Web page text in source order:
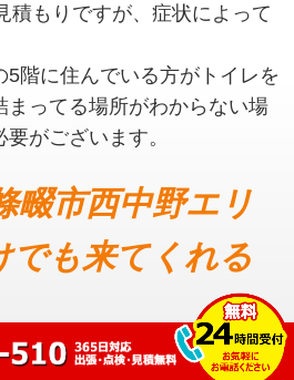
積もりですが、症状によって
階に住んでいる方がトイレを
まってる場所がわからない場
がございます。
畷市西中野エリ
でも来てくれる
です。